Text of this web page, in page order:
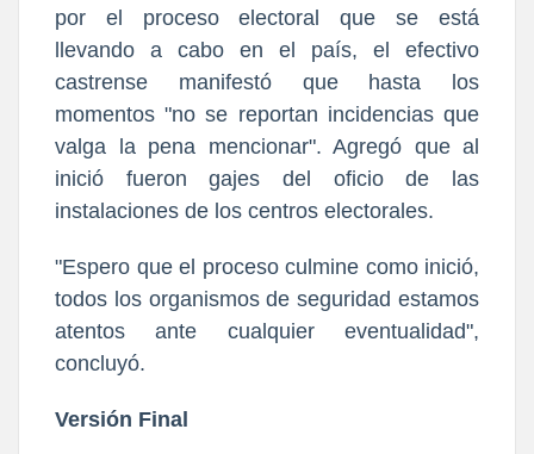
por el proceso electoral que se está
llevando a cabo en el país, el efectivo
castrense manifestó que hasta los
momentos "no se reportan incidencias que
valga la pena mencionar". Agregó que al
inició fueron gajes del oficio de las
instalaciones de los centros electorales.
"Espero que el proceso culmine como inició,
todos los organismos de seguridad estamos
atentos ante cualquier eventualidad",
concluyó.
Versión Final